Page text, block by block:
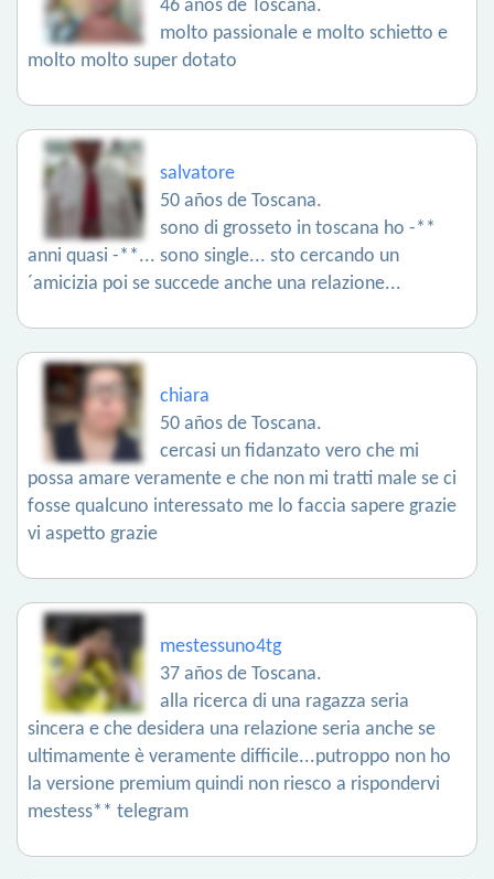
46 años de Toscana.
molto passionale e molto schietto e
molto molto super dotato
salvatore
50 años de Toscana.
sono di grosseto in toscana ho -**
anni quasi -**... sono single... sto cercando un
´amicizia poi se succede anche una relazione...
chiara
50 años de Toscana.
cercasi un fidanzato vero che mi
possa amare veramente e che non mi tratti male se ci
fosse qualcuno interessato me lo faccia sapere grazie
vi aspetto grazie
mestessuno4tg
37 años de Toscana.
alla ricerca di una ragazza seria
sincera e che desidera una relazione seria anche se
ultimamente è veramente difficile...putroppo non ho
la versione premium quindi non riesco a rispondervi
mestess** telegram